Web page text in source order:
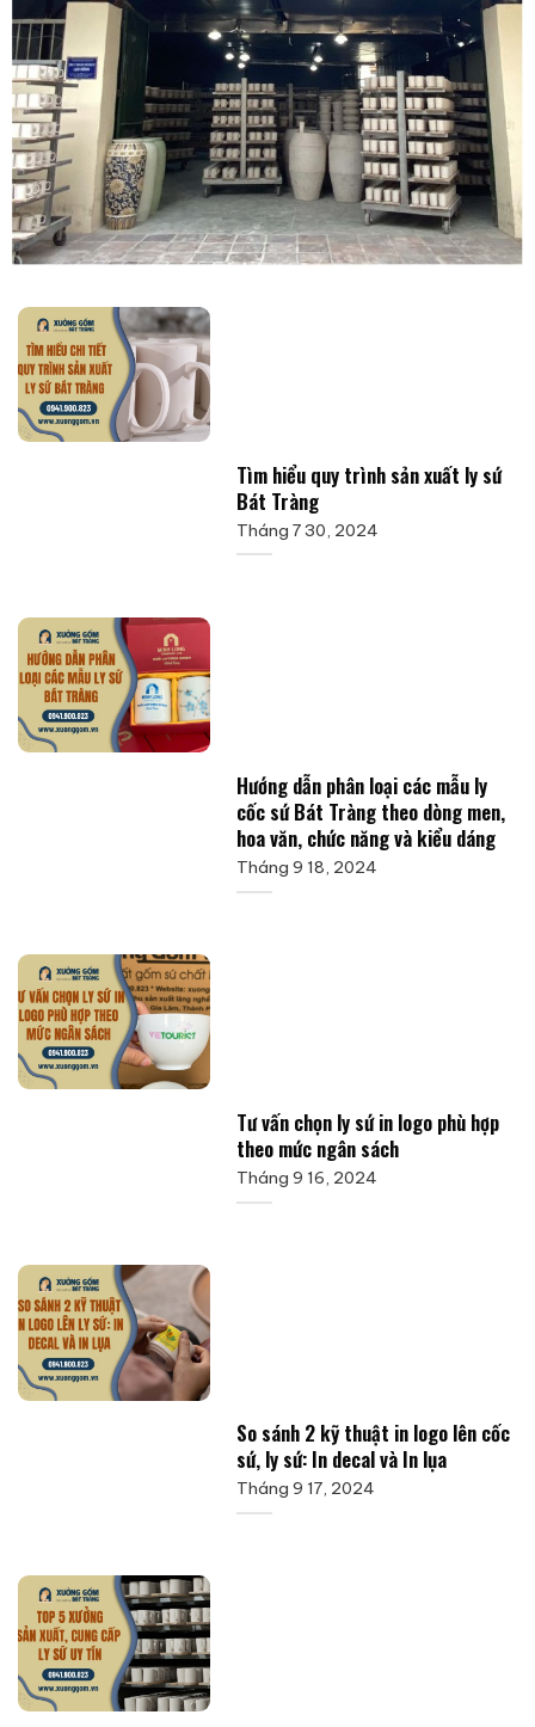
Tìm hiểu quy trình sản xuất ly sứ
Bát Tràng
Tháng 7 30, 2024
Hướng dẫn phân loại các mẫu ly
cốc sứ Bát Tràng theo dòng men,
hoa văn, chức năng và kiểu dáng
Tháng 9 18, 2024
Tư vấn chọn ly sứ in logo phù hợp
theo mức ngân sách
Tháng 9 16, 2024
So sánh 2 kỹ thuật in logo lên cốc
sứ, ly sứ: In decal và In lụa
Tháng 9 17, 2024